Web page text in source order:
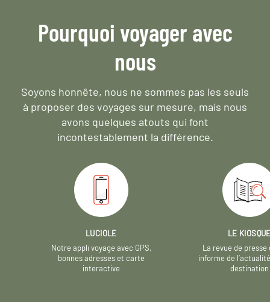
Pourquoi voyager avec
nous
Soyons honnête, nous ne sommes pas les seuls
à proposer des voyages sur mesure, mais nous
avons quelques atouts qui font
incontestablement la différence.
LUCIOLE
Notre appli voyage avec GPS,
bonnes adresses et carte
interactive
LE
La revue de presse
informe de
destination